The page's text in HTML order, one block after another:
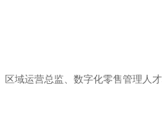
域运营总监、数字化零售管理人